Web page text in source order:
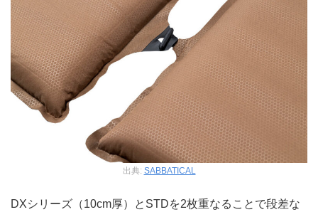
出典: SABBATICAL
DXシリーズ（10cm厚）とSTDを2枚重なることで段差な